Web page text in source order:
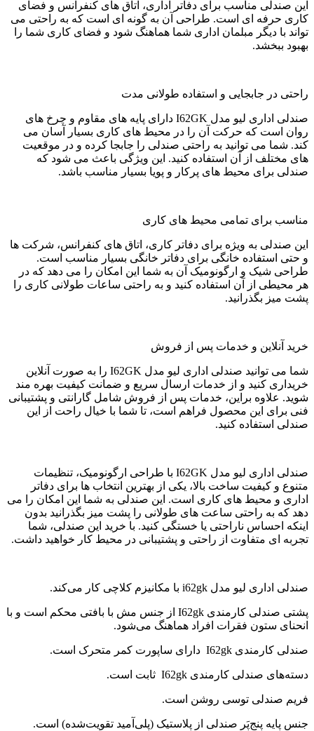
این صندلی مناسب برای دفاتر اداری، اتاق های کنفرانس و فضای
کاری حرفه ای است. طراحی آن به گونه ای است که به راحتی می
تواند با دیگر مبلمان اداری شما هماهنگ شود و فضای کاری شما را
بهبود ببخشد.
راحتی در جابجایی و استفاده طولانی مدت
صندلی اداری لیو مدل I62GK دارای پایه های مقاوم و چرخ های
روان است که حرکت آن را در محیط های کاری بسیار آسان می
کند. شما می توانید به راحتی صندلی را جابجا کرده و در موقعیت
های مختلف از آن استفاده کنید. این ویژگی باعث می شود که
صندلی برای محیط های پرکار و پویا بسیار مناسب باشد.
مناسب برای تمامی محیط های کاری
این صندلی به ویژه برای دفاتر کاری، اتاق های کنفرانس، شرکت ها
و حتی استفاده خانگی برای دفاتر خانگی بسیار مناسب است.
طراحی شیک و ارگونومیک آن به شما این امکان را می دهد که در
هر محیطی از آن استفاده کنید و به راحتی ساعات طولانی کاری را
پشت میز بگذرانید.
خرید آنلاین و خدمات پس از فروش
شما می توانید صندلی اداری لیو مدل I62GK را به صورت آنلاین
خریداری کنید و از خدمات ارسال سریع و ضمانت کیفیت بهره مند
شوید. علاوه براین، خدمات پس از فروش شامل گارانتی و پشتیبانی
فنی برای این محصول فراهم است، تا شما با خیال راحت از این
صندلی استفاده کنید.
صندلی اداری لیو مدل I62GK با طراحی ارگونومیک، تنظیمات
متنوع و کیفیت ساخت بالا، یکی از بهترین انتخاب ها برای دفاتر
اداری و محیط های کاری است. این صندلی به شما این امکان را می
دهد که به راحتی ساعت های طولانی را پشت میز بگذرانید بدون
اینکه احساس ناراحتی یا خستگی کنید. با خرید این صندلی، شما
تجربه ای متفاوت از راحتی و پشتیبانی در محیط کار خواهید داشت.
صندلی اداری لیو مدل i62gk با مکانیزم کلاچی کار می‌کند.
پشتی صندلی کارمندی I62gk از جنس مش با بافتی محکم است و با
انحنای ستون فقرات افراد هماهنگ می‌شود.
صندلی کارمندی I62gk دارای ساپورت کمر متحرک است.
دسته‌های صندلی کارمندی I62gk ثابت است.
فریم صندلی توسی روشن است.
جنس پایه پنج‌پَر صندلی از پلاستیک (پلی‌آمید تقویت‌شده) است.